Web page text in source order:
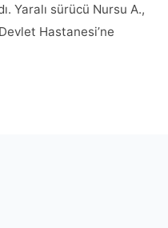
Yaralı sürücü Nursu A.,
Hastanesi’ne